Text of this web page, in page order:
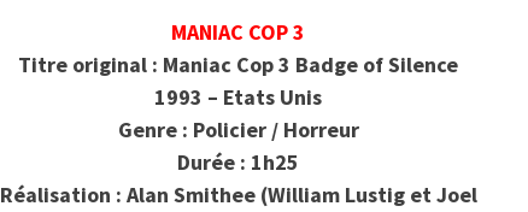
MANIAC COP 3
Titre original : Maniac Cop 3 Badge of Silence
1993 – Etats Unis
Genre : Policier / Horreur
Durée : 1h25
Réalisation : Alan Smithee (William Lustig et Joel